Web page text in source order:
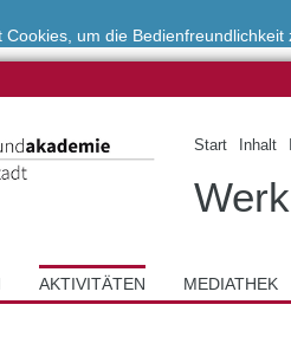
um die Bedienfreundlichkeit
Start Inhalt
AKTIVITÄTEN MEDIATHEK